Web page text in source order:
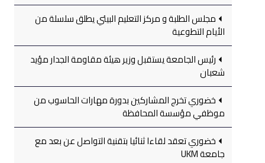
مجلس الطلبة و مركز التعليم البيئي يطلق سلسلة من
الأيام التطوعية
رئيس الجامعة يستقبل وزير هيئة مقاومة الجدار مؤيد
شعبان
خضوري تخرج المشاركين بدورة مهارات الحاسوب من
موظفي مؤسسة المحافظة
خضوري تعقد لقاءا ثنائيا بتقنية التواصل عن بعد مع
جامعة UKM